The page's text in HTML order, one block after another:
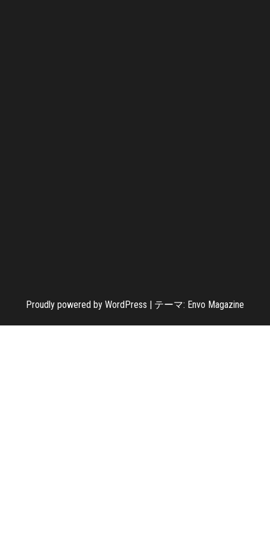
Proudly powered by WordPress | テーマ: Envo Magazine